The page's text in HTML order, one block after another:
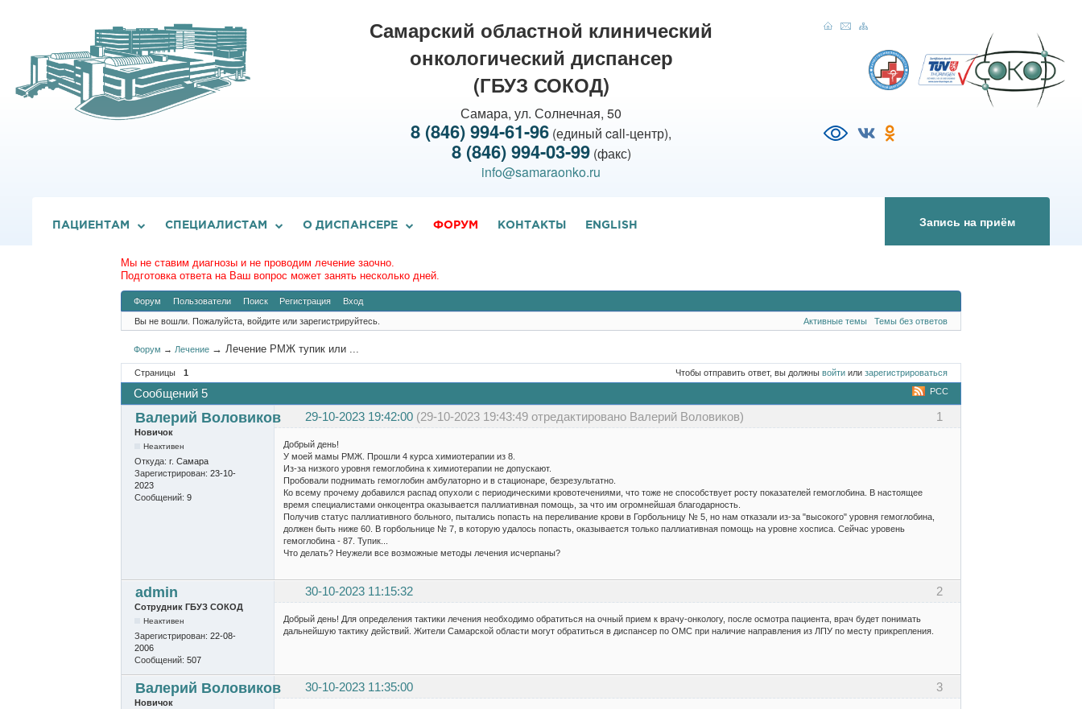
Самарский областной клинический
онкологический диспансер
(ГБУЗ СОКОД)
Самара, ул. Солнечная, 50
8 (846) 994-61-96 (единый call-центр),
8 (846) 994-03-99(факс)
info@samaraonko.ru
ПАЦИЕНТАМ СПЕЦИАЛИСТАМ О ДИСПАНСЕРЕ ФОРУМ КОНТАКТЫ ENGLISH Запись на приём
Мы не ставим диагнозы и не проводим лечение заочно.
Подготовка ответа на Ваш вопрос может занять несколько дней.
Форум Пользователи Поиск Регистрация Вход
Вы не вошли. Пожалуйста, войдите или зарегистрируйтесь. Активные темы Темы без ответов
Форум → Лечение → Лечение РМЖ тупик или ...
Страницы 1 Чтобы отправить ответ, вы должнывойти илизарегистрироваться
РСС
Сообщений 5
1
Валерий Воловиков 29-10-2023 19:42:00 (29-10-2023 19:43:49 отредактировано Валерий Воловиков)
Новичок
Неактивен
Откуда: г. Самара
Зарегистрирован: 23-10-
2023
Сообщений: 9
Добрый день!
У моей мамы РМЖ. Прошли 4 курса химиотерапии из 8.
Из-за низкого уровня гемоглобина к химиотерапии не допускают.
Пробовали поднимать гемоглобин амбулаторно и в стационаре, безрезультатно.
Ко всему прочему добавился распад опухоли с периодическими кровотечениями, что тоже не способствует росту показателей гемоглобина. В настоящее
время специалистами онкоцентра оказывается паллиативная помощь, за что им огромнейшая благодарность.
Получив статус паллиативного больного, пытались попасть на переливание крови в Горбольницу № 5, но нам отказали из-за "высокого" уровня гемоглобина,
должен быть ниже 60. В горбольнице № 7, в которую удалось попасть, оказывается только паллиативная помощь на уровне хосписа. Сейчас уровень
гемоглобина - 87. Тупик...
Что делать? Неужели все возможные методы лечения исчерпаны?
2
admin 30-10-2023 11:15:32
Сотрудник ГБУЗ СОКОД
Неактивен
Зарегистрирован: 22-08-
2006
Сообщений: 507
Добрый день! Для определения тактики лечения необходимо обратиться на очный прием к врачу-онкологу, после осмотра пациента, врач будет понимать
дальнейшую тактику действий. Жители Самарской области могут обратиться в диспансер по ОМС при наличие направления из ЛПУ по месту прикрепления.
3
Валерий Воловиков 30-10-2023 11:35:00
Новичок